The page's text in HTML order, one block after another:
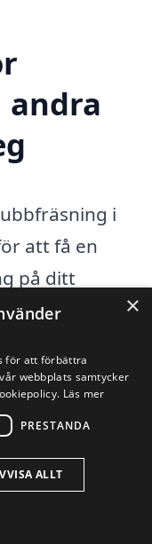
i
att få en
på ditt
är en viktig
bort stubbar
gör din
och
rätt firma i
städer
hjälp
×
för att förbättra
webbplats samtycker
Läs mer
PRESTANDA
ALLT